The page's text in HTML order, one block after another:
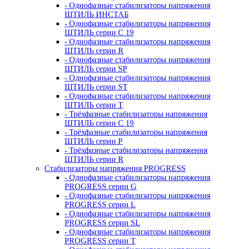
- Однофазные стабилизаторы напряжения
ШТИЛЬ ИНСТАБ
- Однофазные стабилизаторы напряжения
ШТИЛЬ серии C 19
- Однофазные стабилизаторы напряжения
ШТИЛЬ серии R
- Однофазные стабилизаторы напряжения
ШТИЛЬ серии SP
- Однофазные стабилизаторы напряжения
ШТИЛЬ серии ST
- Однофазные стабилизаторы напряжения
ШТИЛЬ серии T
- Трёхфазные стабилизаторы напряжения
ШТИЛЬ серии C 19
- Трёхфазные стабилизаторы напряжения
ШТИЛЬ серии P
- Трёхфазные стабилизаторы напряжения
ШТИЛЬ серии R
Стабилизаторы напряжения PROGRESS
- Однофазные стабилизаторы напряжения
PROGRESS серии G
- Однофазные стабилизаторы напряжения
PROGRESS серии L
- Однофазные стабилизаторы напряжения
PROGRESS серии SL
- Однофазные стабилизаторы напряжения
PROGRESS серии T